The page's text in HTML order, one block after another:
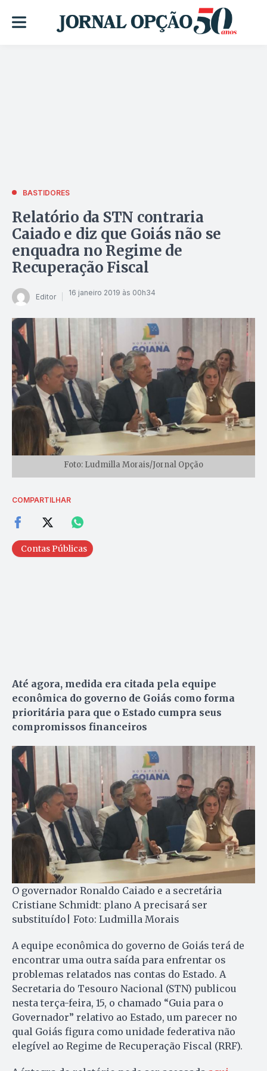
BASTIDORES
Relatório da STN contraria
Caiado e diz que Goiás não se
enquadra no Regime de
Recuperação Fiscal
Editor 16 janeiro 2019 às 00h34
Foto: Ludmilla Morais/Jornal Opção
COMPARTILHAR
Contas Públicas
Até agora, medida era citada pela equipe
econômica do governo de Goiás como forma
prioritária para que o Estado cumpra seus
compromissos financeiros
O governador Ronaldo Caiado e a secretária
Cristiane Schmidt: plano A precisará ser
substituído| Foto: Ludmilla Morais
A equipe econômica do governo de Goiás terá de
encontrar uma outra saída para enfrentar os
problemas relatados nas contas do Estado. A
Secretaria do Tesouro Nacional (STN) publicou
nesta terça-feira, 15, o chamado “Guia para o
Governador” relativo ao Estado, um parecer no
qual Goiás figura como unidade federativa não
elegível ao Regime de Recuperação Fiscal (RRF).